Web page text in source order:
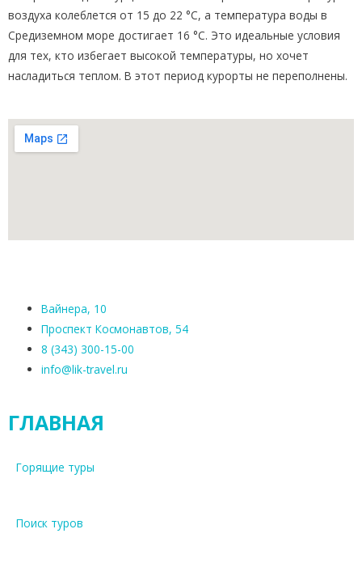
воздуха колеблется от 15 до 22 °C, а температура воды в
Средиземном море достигает 16 °C. Это идеальные условия
для тех, кто избегает высокой температуры, но хочет
насладиться теплом. В этот период курорты не переполнены.
Вайнера, 10
Проспект Космонавтов, 54
8 (343) 300-15-00
info@lik-travel.ru
ГЛАВНАЯ
Горящие туры
Поиск туров